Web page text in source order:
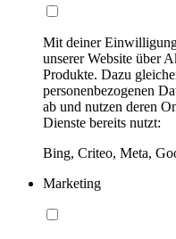
Mit deiner
unserer Website über
Produkte. Dazu
personenbezogenen
ab und nutzen deren
Dienste bereits nutzt:
Bing, Criteo, Meta,
Marketing